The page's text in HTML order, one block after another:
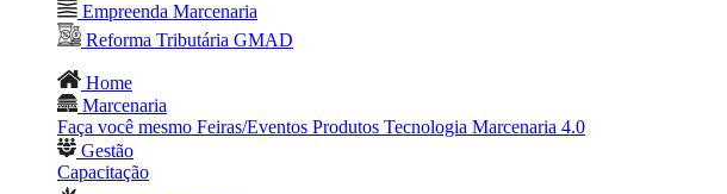
Empreenda Marcenaria
Reforma Tributária GMAD
Home
Marcenaria
Faça você mesmo Feiras/Eventos Produtos Tecnologia Marcenaria 4.0
Gestão
Capacitação